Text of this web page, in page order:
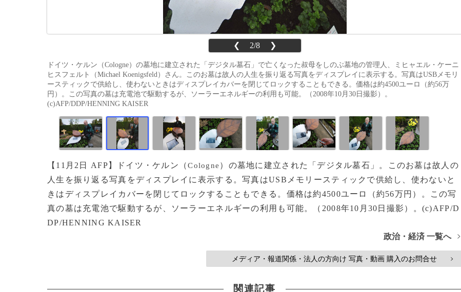
❮ 2/8 ❯
ドイツ・ケルン（Cologne）の墓地に建立された「デジタル墓石」で亡くなった叔母をしのぶ墓地の管理人、ミヒャエル・ケーニ
ヒスフェルト（Michael Koenigsfeld）さん。このお墓は故人の人生を振り返る写真をディスプレイに表示する。写真はUSBメモリ
ースティックで供給し、使わないときはディスプレイカバーを閉じてロックすることもできる。価格は約4500ユーロ（約56万
円）。この写真の墓は充電池で駆動するが、ソーラーエネルギーの利用も可能。（2008年10月30日撮影）。
(c)AFP/DDP/HENNING KAISER
【11月2日 AFP】ドイツ・ケルン（Cologne ）の墓地に建立された「デジタル墓石」。このお墓は故人の
人生を振り返る写真をディスプレイに表示する。写真はUSBメモリースティックで供給し、使わないと
きはディスプレイカバーを閉じてロックすることもできる。価格は約4500ユーロ（約56万円）。この写
真の墓は充電池で駆動するが、ソーラーエネルギーの利用も可能。（2008年10月30日撮影）。(c)AFP/D
DP/HENNING KAISER
政治・経済 一覧へ
>
メディア・報道関係・法人の方向け 写真・動画 購入のお問合せ >
関連記事